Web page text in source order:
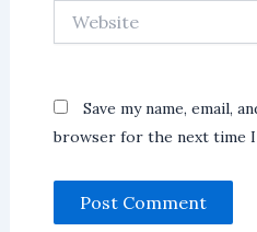
Save my name, email,
browser for the next time I